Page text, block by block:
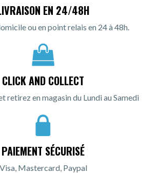
EN 24/48H
ou en point relais en 24 à 48h.
CLICK AND COLLECT
retirez en magasin du Lundi au Samedi
PAIEMENT SÉCURISÉ
Visa, Mastercard, Paypal